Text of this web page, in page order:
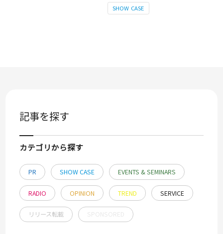
SHOW CASE
記事を探す
カテゴリから探す
PR SHOW CASE EVENTS & SEMINARS
RADIO OPINION TREND SERVICE
リリース転載